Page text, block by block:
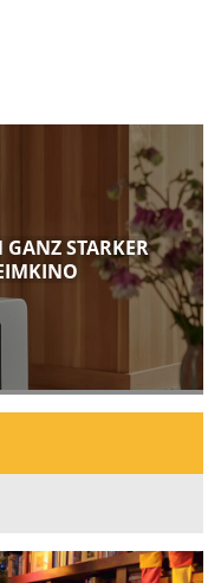
GANZ STARKER